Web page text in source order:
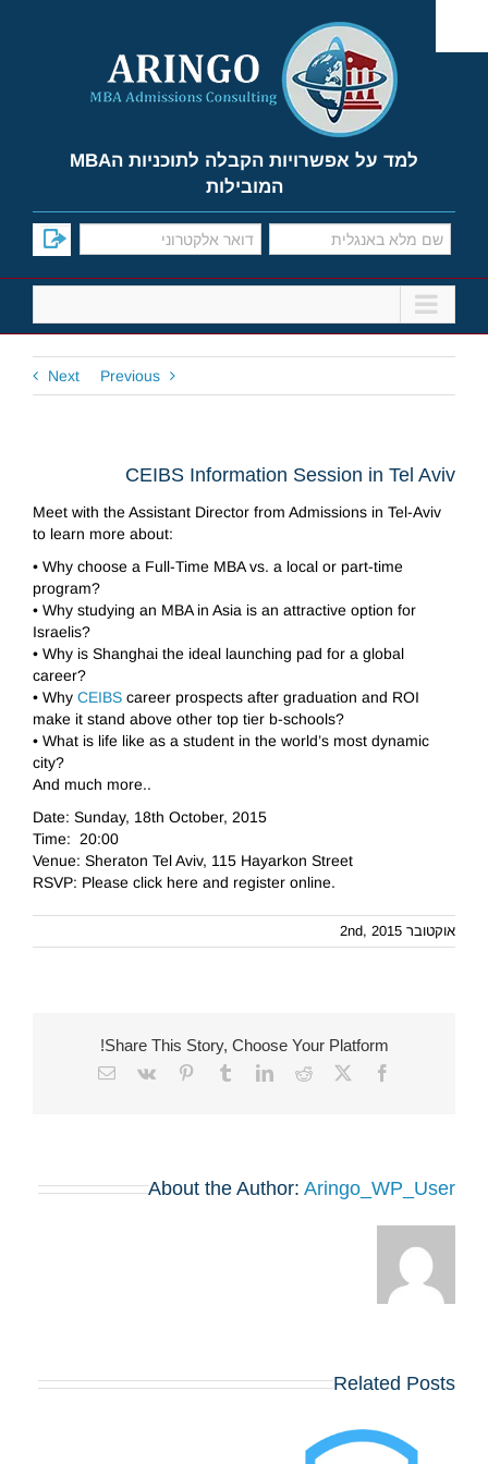
content
למד על אפשרויות הקבלה לתוכניות הMBA
המובילות
Previous
Next
CEIBS Information Session in Tel Aviv
Meet with the Assistant Director from Admissions in Tel-Aviv
to learn more about:
• Why choose a Full-Time MBA vs. a local or part-time
program?
• Why studying an MBA in Asia is an attractive option for
Israelis?
• Why is Shanghai the ideal launching pad for a global
career?
• Why CEIBScareer prospects after graduation and ROI
make it stand above other top tier b-schools?
• What is life like as a student in the world’s most dynamic
city?
And much more..
Date: Sunday, 18th October, 2015
Time: 20:00
Venue: Sheraton Tel Aviv, 115 Hayarkon Street
RSVP: Please click here and register online.
אוקטובר 2nd, 2015
Share This Story, Choose Your Platform!
Facebook
X
Reddit
LinkedIn
Tumblr
Pinterest
Vk
Email
About the Author: Aringo_WP_User
Related Posts